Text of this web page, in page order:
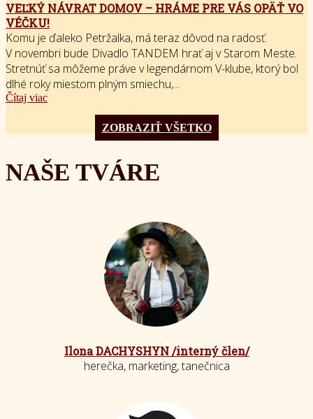
VEĽKÝ NÁVRAT DOMOV – HRÁME PRE VÁS OPÄŤ VO
VÉČKU!
Komu je ďaleko Petržalka, má teraz dôvod na radosť.
V novembri bude Divadlo TANDEM hrať aj v Starom Meste.
Stretnúť sa môžeme práve v legendárnom V-klube, ktorý bol
dlhé roky miestom plným smiechu,...
Čítaj viac
ZOBRAZIŤ VŠETKO
NAŠE TVÁRE
Ilona DACHYSHYN /interný člen/
herečka, marketing, tanečnica